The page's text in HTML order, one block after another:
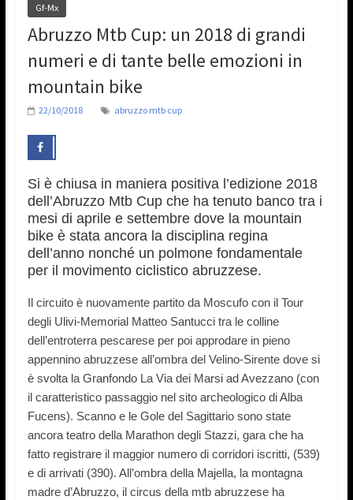
Gf-Mx
Abruzzo Mtb Cup: un 2018 di grandi
numeri e di tante belle emozioni in
mountain bike
22/10/2018 abruzzo mtb cup
Si è chiusa in maniera positiva l’edizione 2018
dell’Abruzzo Mtb Cup che ha tenuto banco tra i
mesi di aprile e settembre dove la mountain
bike è stata ancora la disciplina regina
dell’anno nonché un polmone fondamentale
per il movimento ciclistico abruzzese.
Il circuito è nuovamente partito da Moscufo con il Tour
degli Ulivi-Memorial Matteo Santucci tra le colline
dell’entroterra pescarese per poi approdare in pieno
appennino abruzzese all’ombra del Velino-Sirente dove si
è svolta la Granfondo La Via dei Marsi ad Avezzano (con
il caratteristico passaggio nel sito archeologico di Alba
Fucens). Scanno e le Gole del Sagittario sono state
ancora teatro della Marathon degli Stazzi, gara che ha
fatto registrare il maggior numero di corridori iscritti, (539)
e di arrivati (390). All’ombra della Majella, la montagna
madre d’Abruzzo, il circus della mtb abruzzese ha